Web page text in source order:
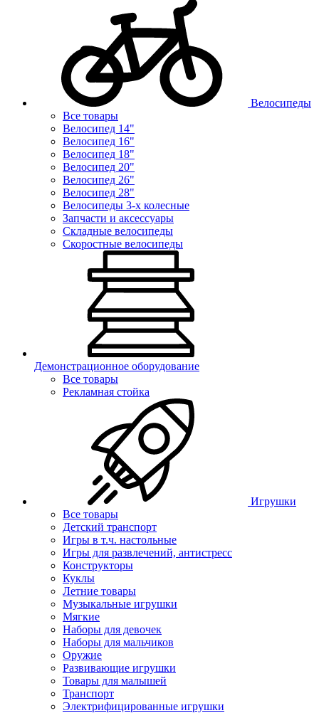
Велосипеды
Все товары
Велосипед 14"
Велосипед 16"
Велосипед 18"
Велосипед 20"
Велосипед 26"
Велосипед 28"
Велосипеды 3-х колесные
Запчасти и аксессуары
Складные велосипеды
Скоростные велосипеды
Демонстрационное оборудование
Все товары
Рекламная стойка
Игрушки
Все товары
Детский транспорт
Игры в т.ч. настольные
Игры для развлечений, антистресс
Конструкторы
Куклы
Летние товары
Музыкальные игрушки
Мягкие
Наборы для девочек
Наборы для мальчиков
Оружие
Развивающие игрушки
Товары для малышей
Транспорт
Электрифицированные игрушки